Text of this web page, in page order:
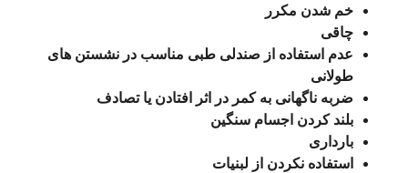
خم شدن مکرر
چاقی
عدم استفاده از صندلی طبی مناسب در نشستن های
طولانی
ضربه ناگهانی به کمر در اثر افتادن یا تصادف
بلند کردن اجسام سنگین
بارداری
استفاده نکردن از لبنیات